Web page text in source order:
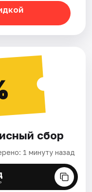
сбор
1 минуту назад